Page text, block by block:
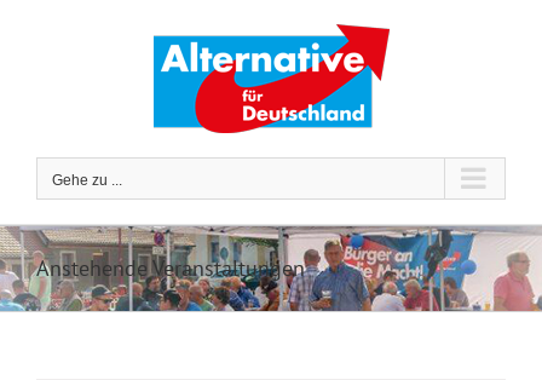
Gehe zu ...
Anstehende Veranstaltungen